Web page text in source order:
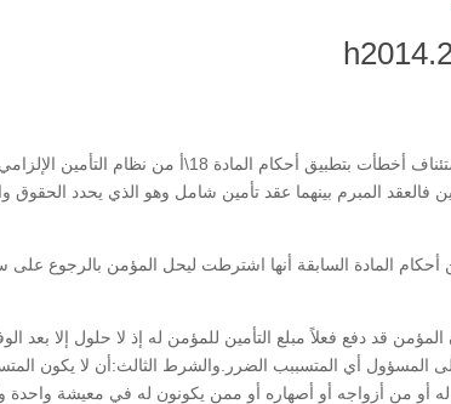
أحكام المادة السابقة أنها اشترطت ليحل المؤمن بالرجوع
قد دفع فعلاً مبلع التأمين للمؤمن له إذ لا حلول إلا بعد
المسؤول أي المتسببب الضرر.والشرط الثالث:أن لا يكون
أو من أزواجه أو أصهاره أو ممن يكونون له في معيشة واحدة